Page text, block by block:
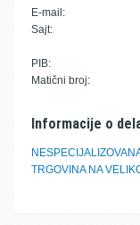
E-mail:
Sajt:
PIB:
Matični broj:
Informacije o
TRGOVINA NA